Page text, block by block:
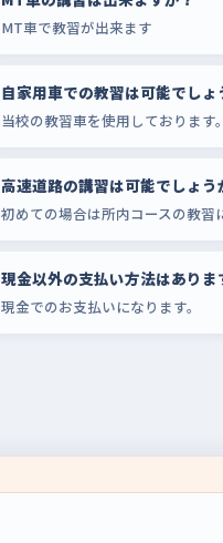
MT車で教習が出来ます
自家用車での教習は可能でしょ
当校の教習車を使用しております
高速道路の講習は可能でしょう
初めての場合は所内コースの教習
現金以外の支払い方法はありま
現金でのお支払いになります。